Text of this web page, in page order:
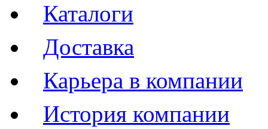
Каталоги
Доставка
Карьера в компании
История компании